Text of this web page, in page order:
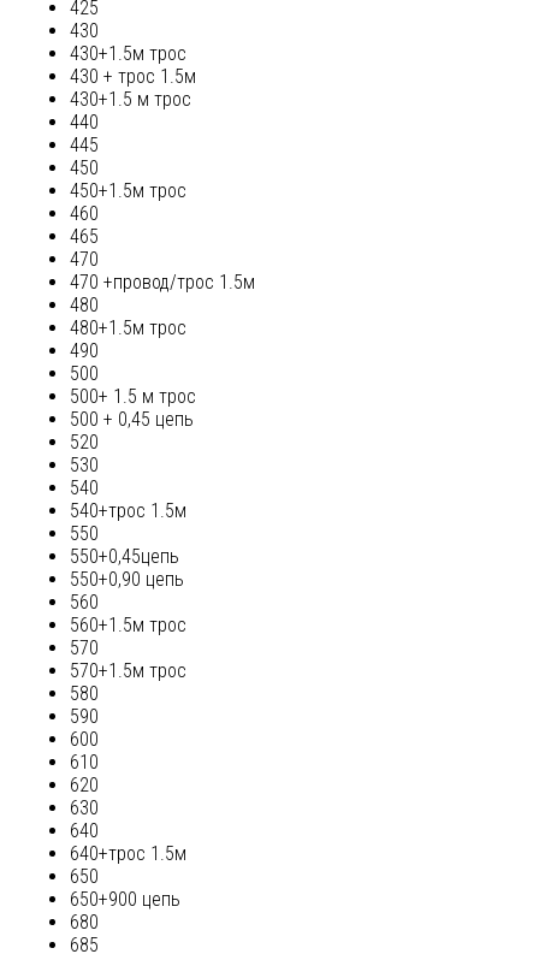
425
430
430+1.5м трос
430 + трос 1.5м
430+1.5 м трос
440
445
450
450+1.5м трос
460
465
470
470 +провод/трос 1.5м
480
480+1.5м трос
490
500
500+ 1.5 м трос
500 + 0,45 цепь
520
530
540
540+трос 1.5м
550
550+0,45цепь
550+0,90 цепь
560
560+1.5м трос
570
570+1.5м трос
580
590
600
610
620
630
640
640+трос 1.5м
650
650+900 цепь
680
685